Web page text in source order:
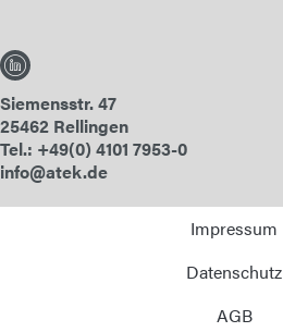
Siemensstr. 47
25462 Rellingen
Tel.: +49(0) 4101 7953-0
info@atek.de
Impressum
Datenschutz
AGB